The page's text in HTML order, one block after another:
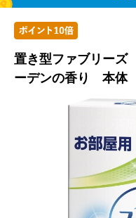
置き型ファブリー
ーデンの香り 本体